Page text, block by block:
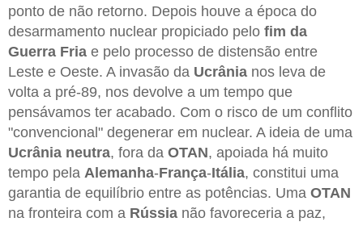
ponto de não retorno. Depois houve a época do
desarmamento nuclear propiciado pelo fim da
Guerra Fria e pelo processo de distensão entre
Leste e Oeste. A invasão da Ucrânia nos leva de
volta a pré-89, nos devolve a um tempo que
pensávamos ter acabado. Com o risco de um conflito
"convencional" degenerar em nuclear. A ideia de uma
Ucrânia neutra, fora da OTAN, apoiada há muito
tempo pela Alemanha-França-Itália, constitui uma
garantia de equilíbrio entre as potências. Uma OTAN
na fronteira com a Rússia não favoreceria a paz,